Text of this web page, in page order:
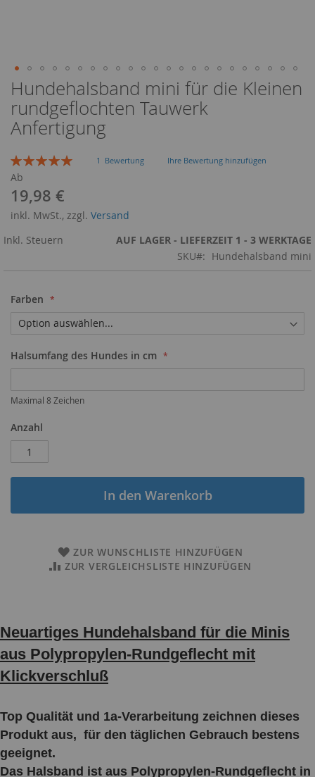
Hundehalsband mini für die Kleinen
rundgeflochten Tauwerk
Anfertigung
Bewertung:
100
% of
1 Bewertung Ihre Bewertung hinzufügen
Ab
19,98 €
inkl. MwSt., zzgl. Versand
AUF LAGER - LIEFERZEIT 1 - 3 WERKTAGE
SKU
Hundehalsband mini
Inkl. Steuern
Farben
Halsumfang des Hundes in cm
Maximal 8 Zeichen
Anzahl
In den Warenkorb
ZUR WUNSCHLISTE HINZUFÜGEN
ZUR VERGLEICHSLISTE HINZUFÜGEN
Zum
Anfang
der
Bildergalerie
Neuartiges Hundehalsband für die Minis
aus Polypropylen-Rundgeflecht mit
Klickverschluß
Top Qualität und 1a-Verarbeitung zeichnen dieses
Produkt aus, für den täglichen Gebrauch bestens
geeignet.
Das Halsband ist aus Polypropylen-Rundgeflecht in